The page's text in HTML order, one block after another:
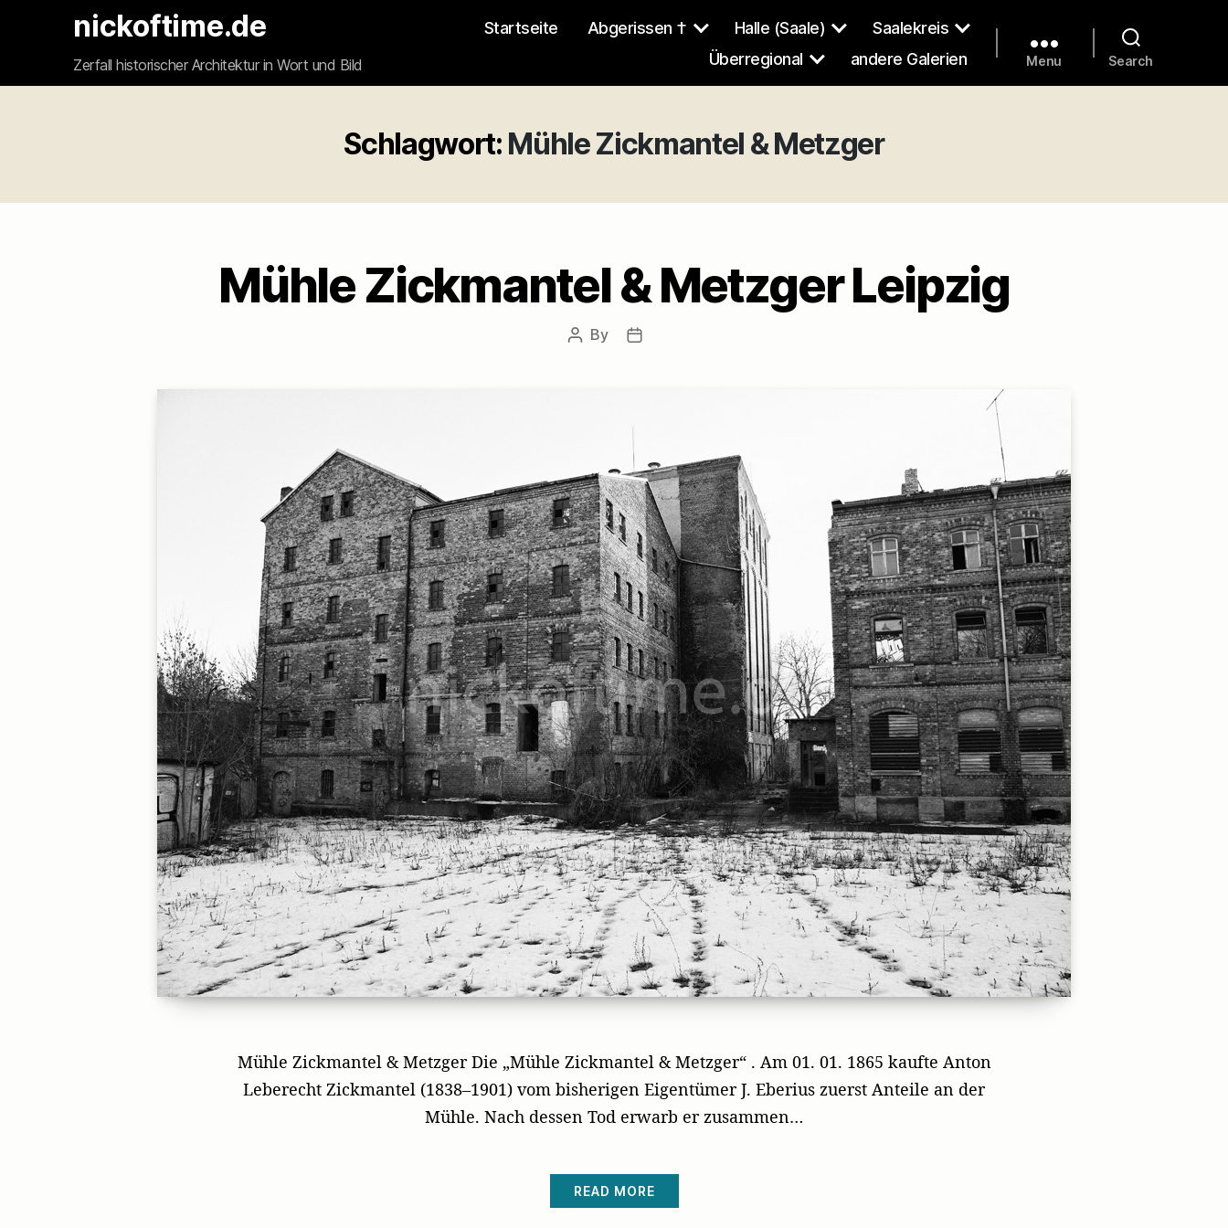
nickoftime.de
Zerfall historischer Architektur in Wort und Bild
Startseite Abgerissen † Halle (Saale)
Saalekreis
Überregional
andere Galerien Menu Search
Schlagwort: Mühle Zickmantel & Metzger
Mühle Zickmantel & Metzger Leipzig
Post
By
Post
Mühle Zickmantel & Metzger Die „Mühle Zickmantel & Metzger“ . Am 01. 01. 1865 kaufte Anton
Leberecht Zickmantel (1838–1901) vom bisherigen Eigentümer J. Eberius zuerst Anteile an der
Mühle. Nach dessen Tod erwarb er zusammen…
READ MORE